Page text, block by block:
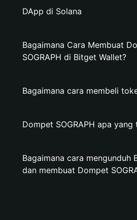
DApp di Solana
Bagaimana Cara Membuat
SOGRAPH di Bitget Wallet?
Bagaimana cara membeli
Dompet SOGRAPH apa yang
Bagaimana cara mengunduh
dan membuat Dompet